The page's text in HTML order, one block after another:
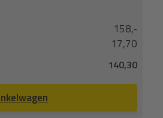
158,-
17,70
140,30